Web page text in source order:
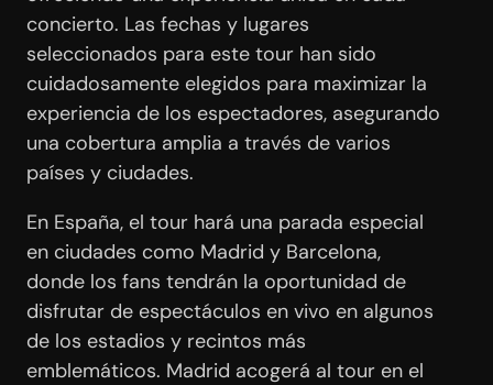
concierto. Las fechas y lugares
seleccionados para este tour han sido
cuidadosamente elegidos para maximizar la
experiencia de los espectadores, asegurando
una cobertura amplia a través de varios
países y ciudades.
En España, el tour hará una parada especial
en ciudades como Madrid y Barcelona,
donde los fans tendrán la oportunidad de
disfrutar de espectáculos en vivo en algunos
de los estadios y recintos más
emblemáticos. Madrid acogerá al tour en el